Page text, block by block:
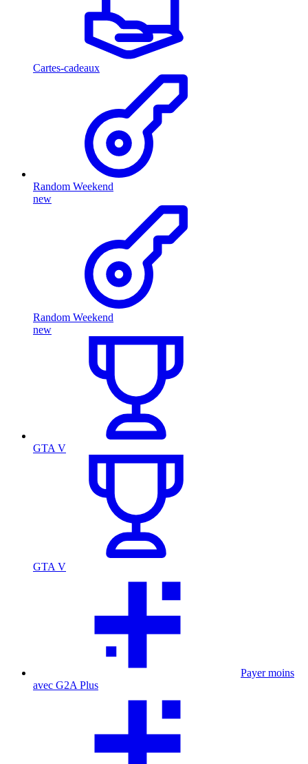
Cartes-cadeaux
Random Weekend
new
Random Weekend
new
GTA V
GTA V
Payer moins
avec G2A Plus